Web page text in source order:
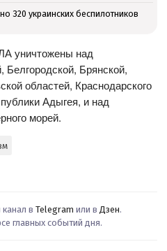
320 украинских беспилотников
уничтожены над
Белгородской, Брянской,
областей, Краснодарского
Адыгея, и над
морей.
в Telegram или в Дзен.
главных событий дня.